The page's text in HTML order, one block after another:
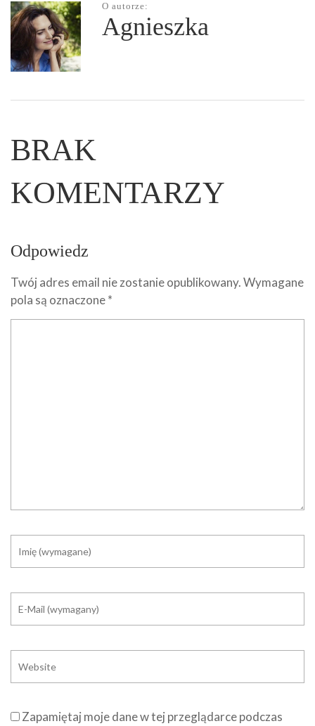
O autorze:
Agnieszka
BRAK
KOMENTARZY
Odpowiedz
Twój adres email nie zostanie opublikowany.Wymagane
pola są oznaczone*
Zapamiętaj moje dane w tej przeglądarce podczas